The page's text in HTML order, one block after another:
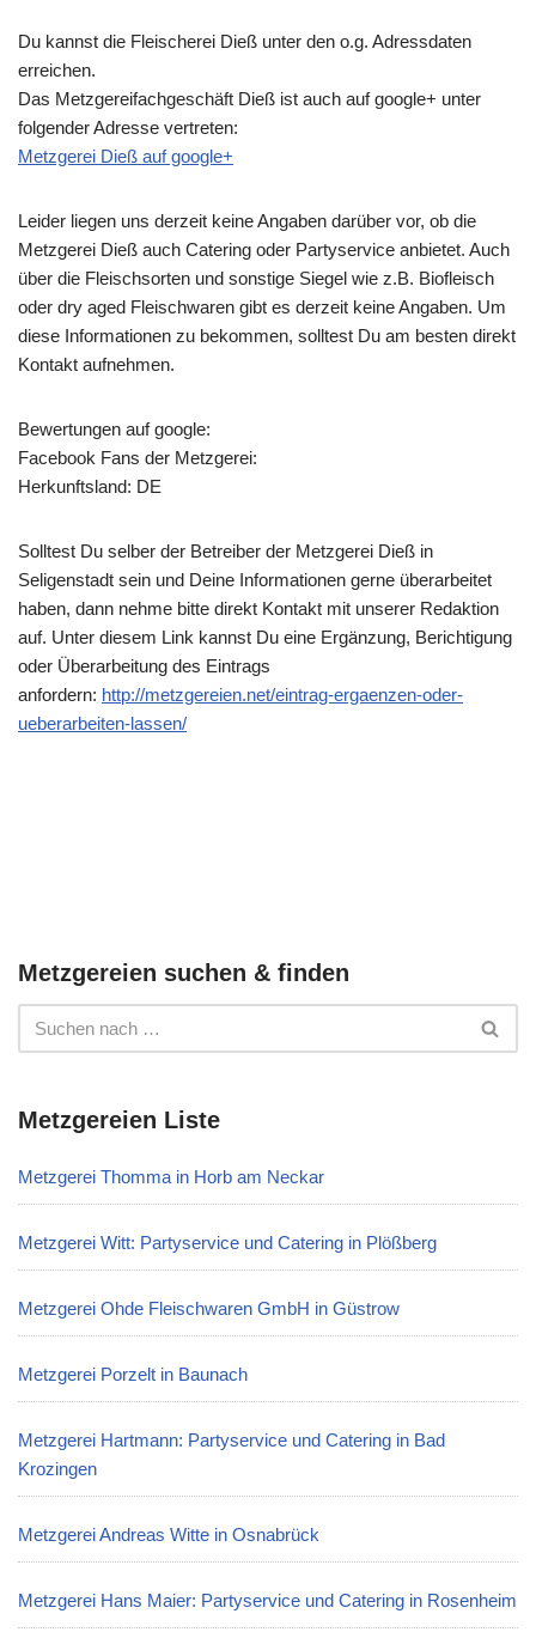
Du kannst die Fleischerei Dieß unter den o.g. Adressdaten
erreichen.
Das Metzgereifachgeschäft Dieß ist auch auf google+ unter
folgender Adresse vertreten:
Metzgerei Dieß auf google+
Leider liegen uns derzeit keine Angaben darüber vor, ob die
Metzgerei Dieß auch Catering oder Partyservice anbietet. Auch
über die Fleischsorten und sonstige Siegel wie z.B. Biofleisch
oder dry aged Fleischwaren gibt es derzeit keine Angaben. Um
diese Informationen zu bekommen, solltest Du am besten direkt
Kontakt aufnehmen.
Bewertungen auf google:
Facebook Fans der Metzgerei:
Herkunftsland: DE
Solltest Du selber der Betreiber der Metzgerei Dieß in
Seligenstadt sein und Deine Informationen gerne überarbeitet
haben, dann nehme bitte direkt Kontakt mit unserer Redaktion
auf. Unter diesem Link kannst Du eine Ergänzung, Berichtigung
oder Überarbeitung des Eintrags
anfordern: http://metzgereien.net/eintrag-ergaenzen-oder-
ueberarbeiten-lassen/
Metzgereien suchen & finden
Metzgereien Liste
Metzgerei Thomma in Horb am Neckar
Metzgerei Witt: Partyservice und Catering in Plößberg
Metzgerei Ohde Fleischwaren GmbH in Güstrow
Metzgerei Porzelt in Baunach
Metzgerei Hartmann: Partyservice und Catering in Bad
Krozingen
Metzgerei Andreas Witte in Osnabrück
Metzgerei Hans Maier: Partyservice und Catering in Rosenheim